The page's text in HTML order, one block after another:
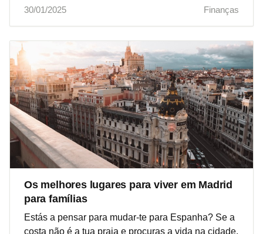
30/01/2025
Finanças
Os melhores lugares para viver em Madrid
para famílias
Estás a pensar para mudar-te para Espanha? Se a
costa não é a tua praia e procuras a vida na cidade,